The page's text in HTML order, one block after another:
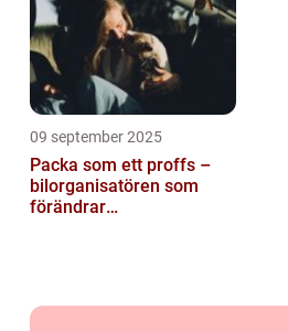
09 september 2025
Packa som ett proffs –
bilorganisatören som
förändrar